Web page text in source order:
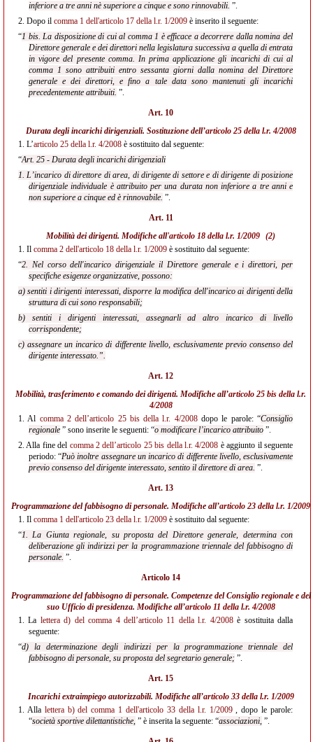
inferiore a tre anni nè superiore a cinque e sono rinnovabili. ”.
2. Dopo il comma 1 dell'articolo 17 della l.r. 1/2009 è inserito il seguente:
“1 bis. La disposizione di cui al comma 1 è efficace a decorrere dalla nomina del
Direttore generale e dei direttori nella legislatura successiva a quella di entrata
in vigore del presente comma. In prima applicazione gli incarichi di cui al
comma 1 sono attribuiti entro sessanta giorni dalla nomina del Direttore
generale e dei direttori, e fino a tale data sono mantenuti gli incarichi
precedentemente attribuiti. ”.
Art. 10
Durata degli incarichi dirigenziali. Sostituzione dell’articolo 25 della l.r. 4/2008
1. L’articolo 25 della l.r. 4/2008 è sostituito dal seguente:
“Art. 25 - Durata degli incarichi dirigenziali
1. L’incarico di direttore di area, di dirigente di settore e di dirigente di posizione
dirigenziale individuale è attribuito per una durata non inferiore a tre anni e
non superiore a cinque ed è rinnovabile. ”.
Art. 11
Mobilità dei dirigenti. Modifiche all'articolo 18 della l.r. 1/2009 (2)
1. Il comma 2 dell'articolo 18 della l.r. 1/2009 è sostituito dal seguente:
“2. Nel corso dell'incarico dirigenziale il Direttore generale e i direttori, per
specifiche esigenze organizzative, possono:
a) sentiti i dirigenti interessati, disporre la modifica dell'incarico ai dirigenti della
struttura di cui sono responsabili;
b) sentiti i dirigenti interessati, assegnarli ad altro incarico di livello
corrispondente;
c) assegnare un incarico di differente livello, esclusivamente previo consenso del
dirigente interessato.”.
Art. 12
Mobilità, trasferimento e comando dei dirigenti. Modifiche all’articolo 25 bis della l.r.
4/2008
1. Al comma 2 dell’articolo 25 bis della l.r. 4/2008dopo le parole: “Consiglio
regionale ” sono inserite le seguenti: “o modificare l’incarico attribuito ”.
2. Alla fine del comma 2 dell’articolo 25 bis della l.r. 4/2008 è aggiunto il seguente
periodo: “Può inoltre assegnare un incarico di differente livello, esclusivamente
previo consenso del dirigente interessato, sentito il direttore di area. ”.
Art. 13
Programmazione del fabbisogno di personale. Modifiche all’articolo 23 della l.r. 1/2009
1. Il comma 1 dell'articolo 23 della l.r. 1/2009 è sostituito dal seguente:
“1. La Giunta regionale, su proposta del Direttore generale, determina con
deliberazione gli indirizzi per la programmazione triennale del fabbisogno di
personale. ”.
Articolo 14
Programmazione del fabbisogno di personale. Competenze del Consiglio regionale e del
suo Ufficio di presidenza. Modifiche all’articolo 11 della l.r. 4/2008
1. La lettera d) del comma 4 dell’articolo 11 della l.r. 4/2008è sostituita dalla
seguente:
“d) la determinazione degli indirizzi per la programmazione triennale del
fabbisogno di personale, su proposta del segretario generale; ”.
Art. 15
Incarichi extraimpiego autorizzabili. Modifiche all’articolo 33 della l.r. 1/2009
1. Alla lettera b) del comma 1 dell'articolo 33 della l.r. 1/2009, dopo le parole:
“società sportive dilettantistiche, ” è inserita la seguente: “associazioni, ”.